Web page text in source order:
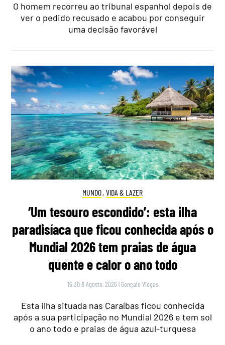
O homem recorreu ao tribunal espanhol depois de
ver o pedido recusado e acabou por conseguir
uma decisão favorável
MUNDO, VIDA & LAZER
‘Um tesouro escondido’: esta ilha
paradisíaca que ficou conhecida após o
Mundial 2026 tem praias de água
quente e calor o ano todo
16:30 8 Agosto, 2026 | Gonçalo Viegas
Esta ilha situada nas Caraíbas ficou conhecida
após a sua participação no Mundial 2026 e tem sol
o ano todo e praias de água azul-turquesa